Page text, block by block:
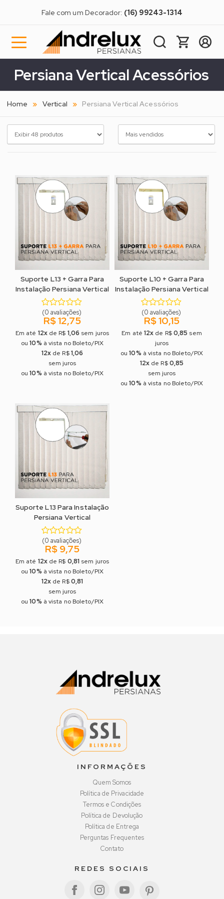
Fale com um Decorador: (16) 99243-1314
Persiana Vertical Acessórios
Home Vertical Persiana Vertical Acessórios
Suporte L13 + Garra Para
Instalação Persiana Vertical
(0 avaliações)
R$ 12,75
Em até 12xde R$ 1,06 sem juros
ou10% à vista no Boleto/PIX
12x de R$1,06
sem juros
ou10% à vista no Boleto/PIX
COMPRAR
Suporte L10 + Garra Para
Instalação Persiana Vertical
(0 avaliações)
R$ 10,15
Em até 12x de R$0,85 sem
juros
ou10% à vista no Boleto/PIX
12x de R$0,85
sem juros
ou10% à vista no Boleto/PIX
COMPRAR
Suporte L13 Para Instalação
Persiana Vertical
(0 avaliações)
R$ 9,75
Em até 12xde R$ 0,81 sem juros
ou10% à vista no Boleto/PIX
12x de R$0,81
sem juros
ou10% à vista no Boleto/PIX
COMPRAR
INFORMAÇÕES
Quem Somos
Política de Privacidade
Termos e Condições
Política de Devolução
Política de Entrega
Perguntas Frequentes
Contato
REDES SOCIAIS